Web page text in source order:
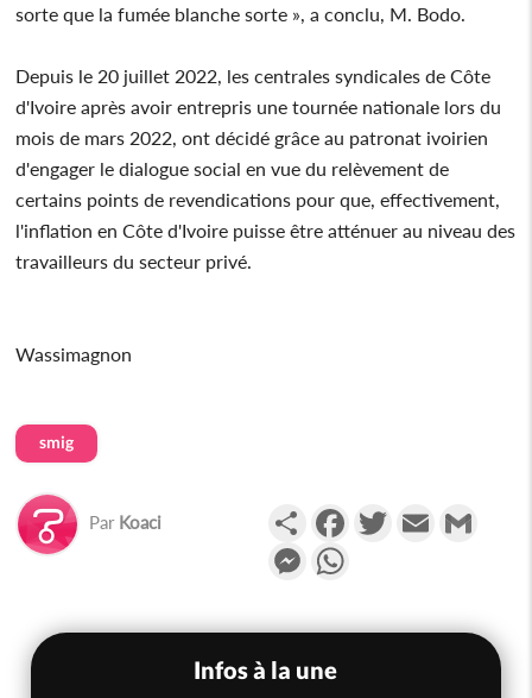
sorte que la fumée blanche sorte », a conclu, M. Bodo.
Depuis le 20 juillet 2022, les centrales syndicales de Côte
d'Ivoire après avoir entrepris une tournée nationale lors du
mois de mars 2022, ont décidé grâce au patronat ivoirien
d'engager le dialogue social en vue du relèvement de
certains points de revendications pour que, effectivement,
l'inflation en Côte d'Ivoire puisse être atténuer au niveau des
travailleurs du secteur privé.
Wassimagnon
smig
Par Koaci PartagerFacebookTwitterEmail
Messenger
Infos à la une